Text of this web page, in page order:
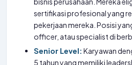
sertifikasi profesional yang
pekerjaan mereka. Posisi
officer, atau specialist di
Senior Level: Karyawan
5 tahun yang memiliki